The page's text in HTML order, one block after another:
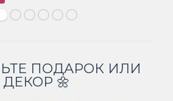
ПОДАРОК ИЛИ
ДЕКОР 🌼